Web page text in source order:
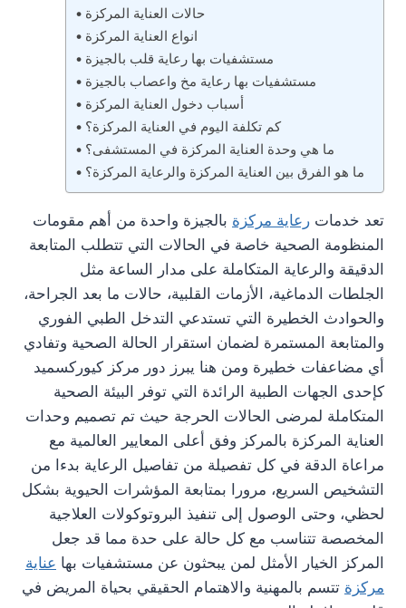
حالات العناية المركزة
انواع العناية المركزة
مستشفيات بها رعاية قلب بالجيزة
مستشفيات بها رعاية مخ واعصاب بالجيزة
أسباب دخول العناية المركزة
كم تكلفة اليوم في العناية المركزة؟
ما هي وحدة العناية المركزة في المستشفى؟
ما هو الفرق بين العناية المركزة والرعاية المركزة؟
تعد خدمات رعاية مركزة بالجيزة واحدة من أهم مقومات
المنظومة الصحية خاصة في الحالات التي تتطلب المتابعة
الدقيقة والرعاية المتكاملة على مدار الساعة مثل
الجلطات الدماغية، الأزمات القلبية، حالات ما بعد الجراحة،
والحوادث الخطيرة التي تستدعي التدخل الطبي الفوري
والمتابعة المستمرة لضمان استقرار الحالة الصحية وتفادي
أي مضاعفات خطيرة ومن هنا يبرز دور مركز كيوركسميد
كإحدى الجهات الطبية الرائدة التي توفر البيئة الصحية
المتكاملة لمرضى الحالات الحرجة حيث تم تصميم وحدات
العناية المركزة بالمركز وفق أعلى المعايير العالمية مع
مراعاة الدقة في كل تفصيلة من تفاصيل الرعاية بدءا من
التشخيص السريع، مرورا بمتابعة المؤشرات الحيوية بشكل
لحظي، وحتى الوصول إلى تنفيذ البروتوكولات العلاجية
المخصصة تتناسب مع كل حالة على حدة مما قد جعل
المركز الخيار الأمثل لمن يبحثون عن مستشفيات بها عناية
مركزة تتسم بالمهنية والاهتمام الحقيقي بحياة المريض في